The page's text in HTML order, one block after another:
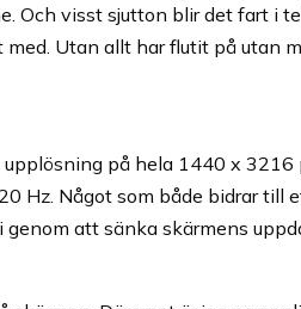
Och visst sjutton blir det fart i
Utan allt har flutit på utan
på hela 1440 x
Hz. Något som både bidrar
att sänka skärmens